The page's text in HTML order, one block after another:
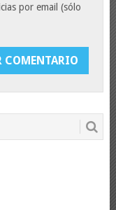
por email (sólo